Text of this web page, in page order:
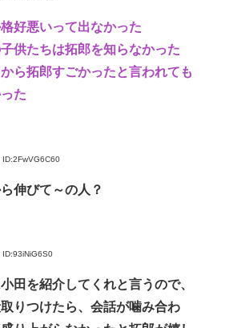
好悪いって出なかった
供たちは拓郎を知らなかった
ら拓郎すごかったと言われても
た
ID:2FwVG6C60
伸びて～の人？
ID:93iNiG6S0
田を紹介してくれと言うので、
りつけたら、会話が噛み合わ